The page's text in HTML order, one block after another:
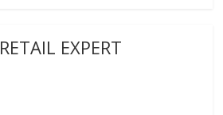
RETAIL EXPERT